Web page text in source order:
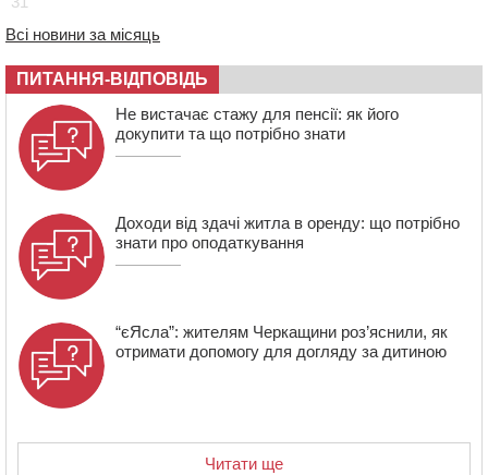
10:54 На Черкащині кількість укриттів збільшилась
10:15 У Черкасах водій Audi Q5 спричинив аварію, не
пропустивши інший кросовер
Всі новини за місяць
ПИТАННЯ-ВІДПОВІДЬ
Не вистачає стажу для пенсії: як його
докупити та що потрібно знати
Доходи від здачі житла в оренду: що потрібно
знати про оподаткування
“єЯсла”: жителям Черкащини роз’яснили, як
отримати допомогу для догляду за дитиною
Читати ще